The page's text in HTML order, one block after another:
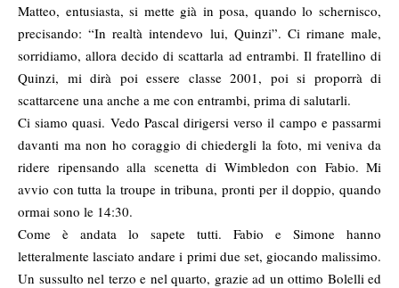
Matteo, entusiasta, si mette già in posa, quando lo schernisco,
precisando: “In realtà intendevo lui, Quinzi”. Ci rimane male,
sorridiamo, allora decido di scattarla ad entrambi. Il fratellino di
Quinzi, mi dirà poi essere classe 2001, poi si proporrà di
scattarcene una anche a me con entrambi, prima di salutarli.
Ci siamo quasi. Vedo Pascal dirigersi verso il campo e passarmi
davanti ma non ho coraggio di chiedergli la foto, mi veniva da
ridere ripensando alla scenetta di Wimbledon con Fabio. Mi
avvio con tutta la troupe in tribuna, pronti per il doppio, quando
ormai sono le 14:30.
Come è andata lo sapete tutti. Fabio e Simone hanno
letteralmente lasciato andare i primi due set, giocando malissimo.
Un sussulto nel terzo e nel quarto, grazie ad un ottimo Bolelli ed